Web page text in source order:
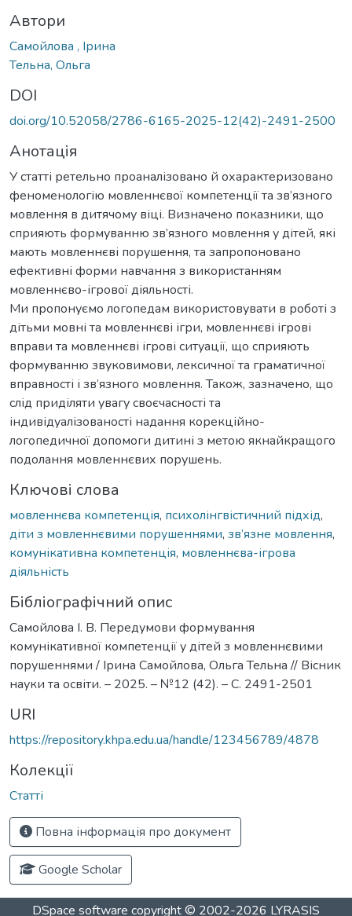
Автори
Самойлова , Ірина
Тельна, Ольга
DOI
doi.org/10.52058/2786-6165-2025-12(42)-2491-2500
Анотація
У статті ретельно проаналізовано й охарактеризовано
феноменологію мовленнєвої компетенції та зв’язного
мовлення в дитячому віці. Визначено показники, що
сприяють формуванню зв’язного мовлення у дітей, які
мають мовленнєві порушення, та запропоновано
ефективні форми навчання з використанням
мовленнєво-ігрової діяльності.
Ми пропонуємо логопедам використовувати в роботі з
дітьми мовні та мовленнєві ігри, мовленнєві ігрові
вправи та мовленнєві ігрові ситуації, що сприяють
формуванню звуковимови, лексичної та граматичної
вправності і зв’язного мовлення. Також, зазначено, що
слід приділяти увагу своєчасності та
індивідуалізованості надання корекційно-
логопедичної допомоги дитині з метою якнайкращого
подолання мовленнєвих порушень.
Ключові слова
мовленнєва компетенція, психолінгвістичний підхід,
діти з мовленнєвими порушеннями, зв’язне мовлення,
комунікативна компетенція, мовленнєва-ігрова
діяльність
Бібліографічний опис
Самойлова І. В. Передумови формування
комунікативної компетенції у дітей з мовленнєвими
порушеннями / Ірина Самойлова, Ольга Тельна // Вісник
науки та освіти. – 2025. – №12 (42). – С. 2491-2501
URI
https://repository.khpa.edu.ua/handle/123456789/4878
Колекції
Статті
Повна інформація про документ
Google Scholar
DSpace software copyright © 2002-2026 LYRASIS